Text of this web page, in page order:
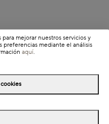
mejorar nuestros servicios y
preferencias mediante el análisis
aquí.